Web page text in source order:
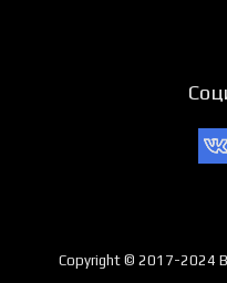
Copyright © 2017-2024